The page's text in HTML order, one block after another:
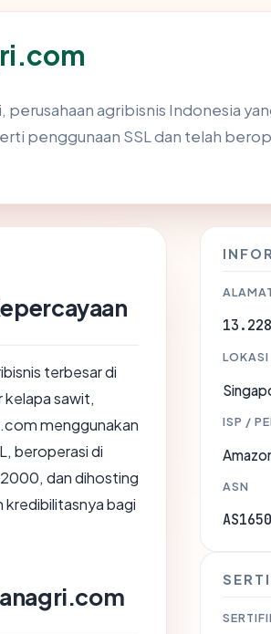
agribisnis Indonesia
penggunaan SSL dan telah
terbesar di
kelapa sawit,
menggunakan
beroperasi di
dan dihosting
bagi
LOKASI
ISP /
ASN